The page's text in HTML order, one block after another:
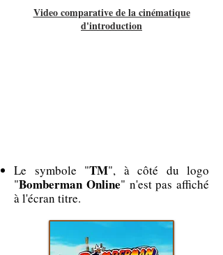
Video comparative de la cinématique
d'introduction
Le symbole "TM", à côté du logo
"Bomberman Online" n'est pas affiché
à l'écran titre.